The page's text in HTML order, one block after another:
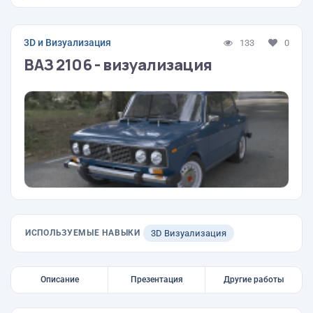
3D и Визуализация 133 0
ВАЗ 2106 - визуализация
ИСПОЛЬЗУЕМЫЕ НАВЫКИ 3D Визуализация
Описание Презентация Другие работы